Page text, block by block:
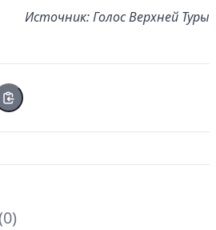
Источник: Голос Верхней Туры